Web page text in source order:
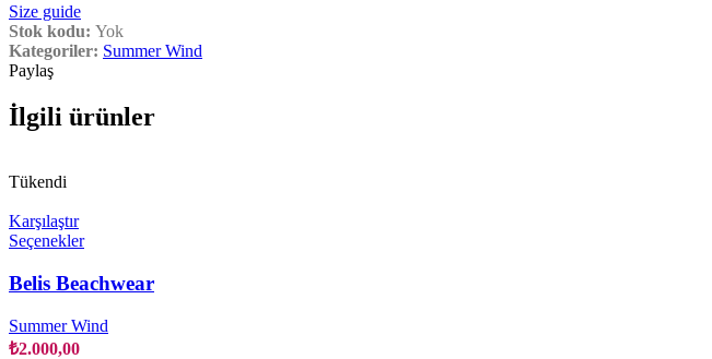
Size guide
Stok kodu: Yok
Kategoriler: Summer Wind
Paylaş
İlgili ürünler
Tükendi
Karşılaştır
SeçeneklerBu
birden
fazla
varyasyonu
var.
Belis Beachwear
Summer Wind
₺2.000,00